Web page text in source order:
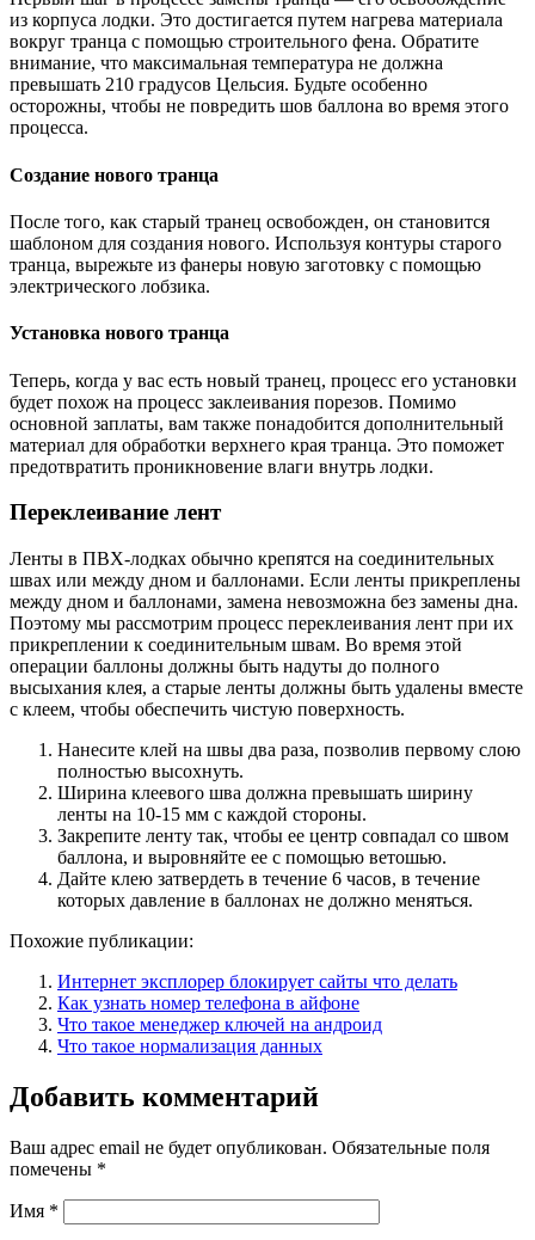
из корпуса лодки. Это достигается путем нагрева материала
вокруг транца с помощью строительного фена. Обратите
внимание, что максимальная температура не должна
превышать 210 градусов Цельсия. Будьте особенно
осторожны, чтобы не повредить шов баллона во время этого
процесса.
Создание нового транца
После того, как старый транец освобожден, он становится
шаблоном для создания нового. Используя контуры старого
транца, вырежьте из фанеры новую заготовку с помощью
электрического лобзика.
Установка нового транца
Теперь, когда у вас есть новый транец, процесс его установки
будет похож на процесс заклеивания порезов. Помимо
основной заплаты, вам также понадобится дополнительный
материал для обработки верхнего края транца. Это поможет
предотвратить проникновение влаги внутрь лодки.
Переклеивание лент
Ленты в ПВХ-лодках обычно крепятся на соединительных
швах или между дном и баллонами. Если ленты прикреплены
между дном и баллонами, замена невозможна без замены дна.
Поэтому мы рассмотрим процесс переклеивания лент при их
прикреплении к соединительным швам. Во время этой
операции баллоны должны быть надуты до полного
высыхания клея, а старые ленты должны быть удалены вместе
с клеем, чтобы обеспечить чистую поверхность.
Нанесите клей на швы два раза, позволив первому слою
полностью высохнуть.
Ширина клеевого шва должна превышать ширину
ленты на 10-15 мм с каждой стороны.
Закрепите ленту так, чтобы ее центр совпадал со швом
баллона, и выровняйте ее с помощью ветошью.
Дайте клею затвердеть в течение 6 часов, в течение
которых давление в баллонах не должно меняться.
Похожие публикации:
Интернет эксплорер блокирует сайты что делать
Как узнать номер телефона в айфоне
Что такое менеджер ключей на андроид
Что такое нормализация данных
Добавить комментарий
Ваш адрес email не будет опубликован. Обязательные поля
помечены *
Имя *